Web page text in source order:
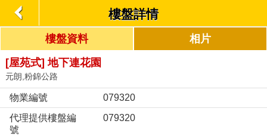
樓盤詳情
樓盤資料
相片
[屋苑式] 地下連花園
元朗,粉錦公路
物業編號
079320
代理提供樓盤編
號
079320